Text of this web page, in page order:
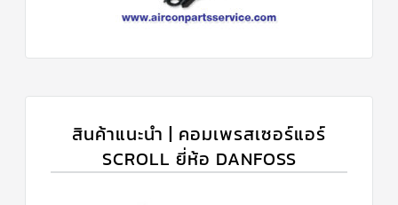
สินค้าแนะนำ | คอมเพรสเซอร์แอร์
SCROLL ยี่ห้อ DANFOSS